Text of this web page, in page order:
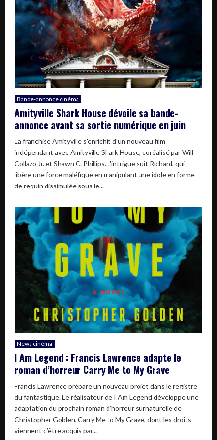
Bande-annonce cinéma
Amityville Shark House dévoile sa bande-
annonce avant sa sortie numérique en juin
La franchise Amityville s'enrichit d'un nouveau film
indépendant avec Amityville Shark House, coréalisé par Will
Collazo Jr. et Shawn C. Phillips. L'intrigue suit Richard, qui
libère une force maléfique en manipulant une idole en forme
de requin dissimulée sous le...
News cinéma
I Am Legend : Francis Lawrence adapte le
roman d’horreur Carry Me to My Grave
Francis Lawrence prépare un nouveau projet dans le registre
du fantastique. Le réalisateur de I Am Legend développe une
adaptation du prochain roman d’horreur surnaturelle de
Christopher Golden, Carry Me to My Grave, dont les droits
viennent d’être acquis par...